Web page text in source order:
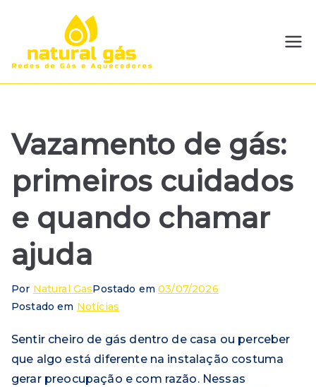
conteúdo
Vazamento de gás:
primeiros cuidados
e quando chamar
ajuda
Por Natural GasPostado em03/07/2026
Postado em Notícias
Sentir cheiro de gás dentro de casa ou perceber
que algo está diferente na instalação costuma
gerar preocupação e com razão. Nessas